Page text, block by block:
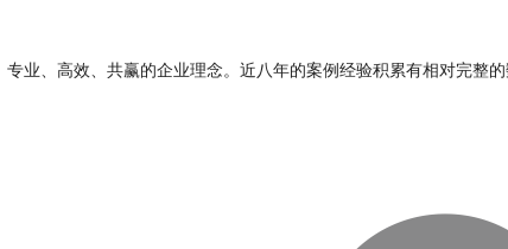
业、高效、共赢的企业理念。近八年的案例经验积累有相对完整